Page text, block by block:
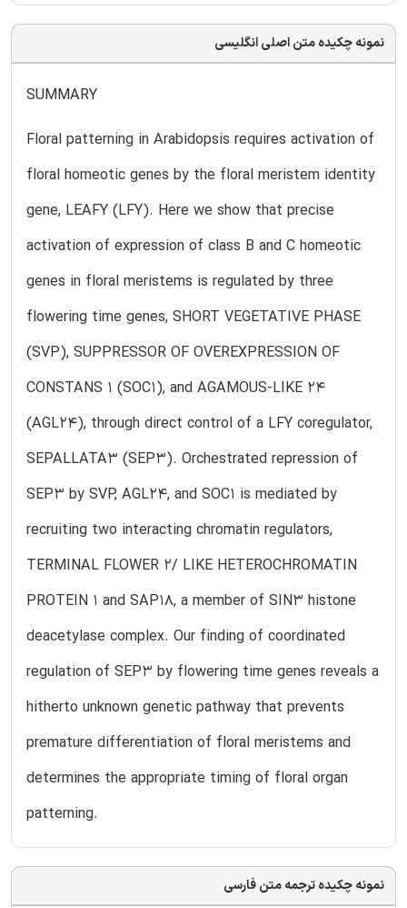
نمونه چکیده متن اصلی انگلیسی
SUMMARY
Floral patterning in Arabidopsis requires activation of
floral homeotic genes by the floral meristem identity
gene, LEAFY (LFY). Here we show that precise
activation of expression of class B and C homeotic
genes in floral meristems is regulated by three
flowering time genes, SHORT VEGETATIVE PHASE
(SVP), SUPPRESSOR OF OVEREXPRESSION OF
CONSTANS 1 (SOC1), and AGAMOUS-LIKE 24
(AGL24), through direct control of a LFY coregulator,
SEPALLATA3 (SEP3). Orchestrated repression of
SEP3 by SVP, AGL24, and SOC1 is mediated by
recruiting two interacting chromatin regulators,
TERMINAL FLOWER 2/ LIKE HETEROCHROMATIN
PROTEIN 1 and SAP18, a member of SIN3 histone
deacetylase complex. Our finding of coordinated
regulation of SEP3 by flowering time genes reveals a
hitherto unknown genetic pathway that prevents
premature differentiation of floral meristems and
determines the appropriate timing of floral organ
patterning.
نمونه چکیده ترجمه متن فارسی